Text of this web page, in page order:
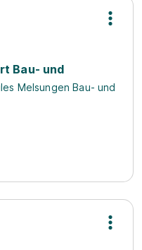
Bau- und
Melsungen Bau- und